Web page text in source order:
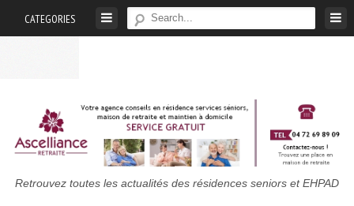
CATEGORIES
Maison
Retrouvez toutes les actualités des résidences seniors et EHPAD